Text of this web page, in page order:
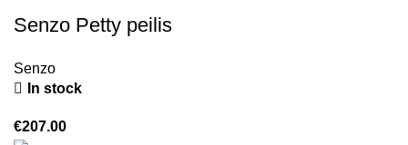
Senzo Petty peilis
Senzo
In stock
€207.00